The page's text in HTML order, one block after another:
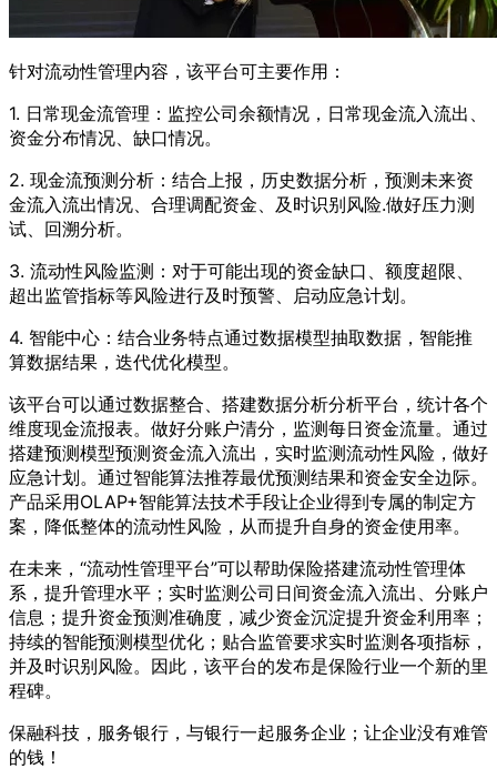
针对流动性管理内容，该平台可主要作用：
1. 日常现金流管理：监控公司余额情况，日常现金流入流出、
资金分布情况、缺口情况。
2. 现金流预测分析：结合上报，历史数据分析，预测未来资
金流入流出情况、合理调配资金、及时识别风险.做好压力测
试、回溯分析。
3. 流动性风险监测：对于可能出现的资金缺口、额度超限、
超出监管指标等风险进行及时预警、启动应急计划。
4. 智能中心：结合业务特点通过数据模型抽取数据，智能推
算数据结果，迭代优化模型。
该平台可以通过数据整合、搭建数据分析分析平台，统计各个
维度现金流报表。做好分账户清分，监测每日资金流量。通过
搭建预测模型预测资金流入流出，实时监测流动性风险，做好
应急计划。通过智能算法推荐最优预测结果和资金安全边际。
产品采用OLAP+智能算法技术手段让企业得到专属的制定方
案，降低整体的流动性风险，从而提升自身的资金使用率。
在未来，“流动性管理平台”可以帮助保险搭建流动性管理体
系，提升管理水平；实时监测公司日间资金流入流出、分账户
信息；提升资金预测准确度，减少资金沉淀提升资金利用率；
持续的智能预测模型优化；贴合监管要求实时监测各项指标，
并及时识别风险。因此，该平台的发布是保险行业一个新的里
程碑。
保融科技，服务银行，与银行一起服务企业；让企业没有难管
的钱！